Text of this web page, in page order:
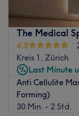
Haut mit
Nächste
Die Station
Studio entfernt.
Das Team:
Dank ständiger
über ein
The Medical
4.8
Kreis 1, Zürich
Last Minute
Anti Cellulite
Forming)
30 Min. - 2 Std.